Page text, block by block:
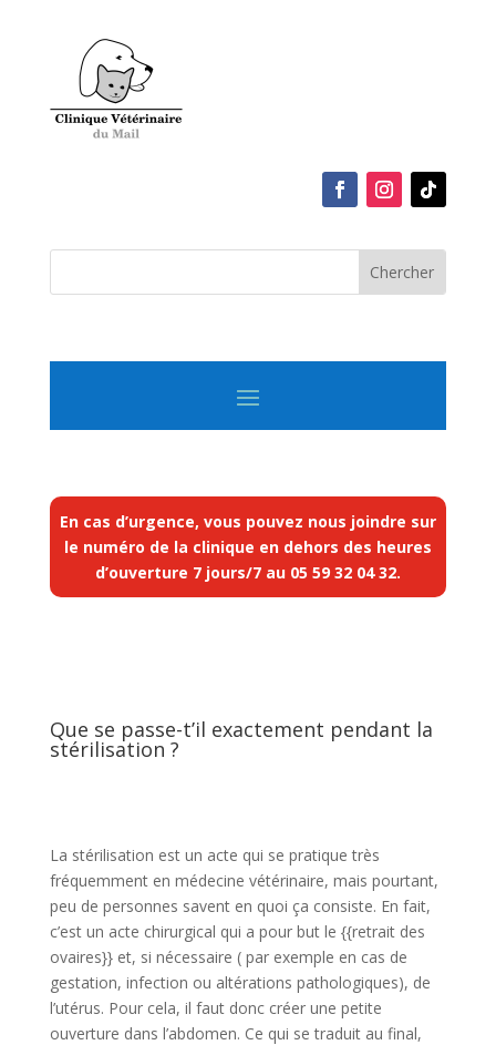
En cas d’urgence, vous pouvez nous joindre sur
le numéro de la clinique en dehors des heures
d’ouverture 7 jours/7 au 05 59 32 04 32.
Que se passe-t’il exactement pendant la
stérilisation ?
La stérilisation est un acte qui se pratique très
fréquemment en médecine vétérinaire, mais pourtant,
peu de personnes savent en quoi ça consiste. En fait,
c’est un acte chirurgical qui a pour but le {{retrait des
ovaires}} et, si nécessaire ( par exemple en cas de
gestation, infection ou altérations pathologiques), de
l’utérus. Pour cela, il faut donc créer une petite
ouverture dans l’abdomen. Ce qui se traduit au final,